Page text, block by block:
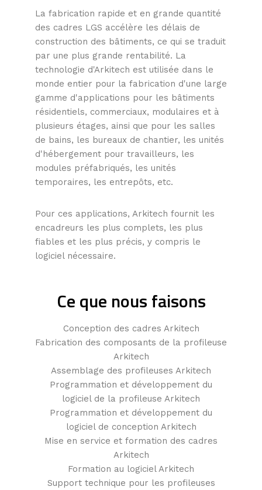
La fabrication rapide et en grande quantité
des cadres LGS accélère les délais de
construction des bâtiments, ce qui se traduit
par une plus grande rentabilité. La
technologie d'Arkitech est utilisée dans le
monde entier pour la fabrication d'une large
gamme d'applications pour les bâtiments
résidentiels, commerciaux, modulaires et à
plusieurs étages, ainsi que pour les salles
de bains, les bureaux de chantier, les unités
d'hébergement pour travailleurs, les
modules préfabriqués, les unités
temporaires, les entrepôts, etc.
Pour ces applications, Arkitech fournit les
encadreurs les plus complets, les plus
fiables et les plus précis, y compris le
logiciel nécessaire.
Ce que nous faisons
Conception des cadres Arkitech
Fabrication des composants de la profileuse
Arkitech
Assemblage des profileuses Arkitech
Programmation et développement du
logiciel de la profileuse Arkitech
Programmation et développement du
logiciel de conception Arkitech
Mise en service et formation des cadres
Arkitech
Formation au logiciel Arkitech
Support technique pour les profileuses